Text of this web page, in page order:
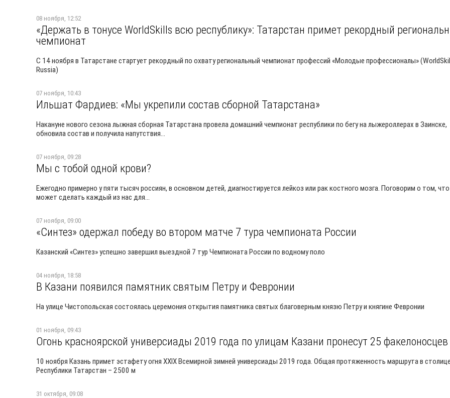
08 ноября, 12:52
«Держать в тонусе WorldSkills всю республику»: Татарстан примет рекордный
чемпионат
С 14 ноября в Татарстане стартует рекордный по охвату региональный чемпионат профессий «Молодые профессионалы»
Russia)
07 ноября, 10:43
Ильшат Фардиев: «Мы укрепили состав сборной Татарстана»
Накануне нового сезона лыжная сборная Татарстана провела домашний чемпионат республики по бегу на лыжероллерах в Заинске,
обновила состав и получила напутствия...
07 ноября, 09:28
Мы с тобой одной крови?
Ежегодно примерно у пяти тысяч россиян, в основном детей, диагностируется лейкоз или рак костного мозга. Поговорим о том, что
может сделать каждый из нас для...
07 ноября, 09:00
«Синтез» одержал победу во втором матче 7 тура чемпионата России
Казанский «Синтез» успешно завершил выездной 7 тур Чемпионата России по водному поло
04 ноября, 18:58
В Казани появился памятник святым Петру и Февронии
На улице Чистопольская состоялась церемония открытия памятника святых благоверным князю Петру и княгине Февронии
01 ноября, 09:43
Огонь красноярской универсиады 2019 года по улицам Казани пронесут 25 факелоносцев
10 ноября Казань примет эстафету огня XXIX Всемирной зимней универсиады 2019 года. Общая протяженность маршрута в
Республики Татарстан – 2500 м
31 октября, 09:08